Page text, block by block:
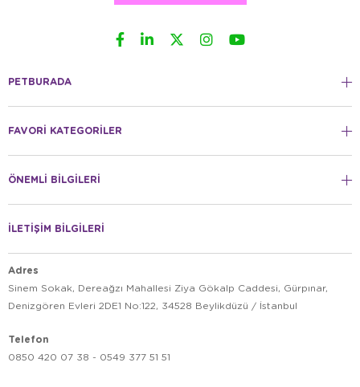
PETBURADA
FAVORİ KATEGORİLER
ÖNEMLİ BİLGİLERİ
İLETİŞİM BİLGİLERİ
Adres
Sinem Sokak, Dereağzı Mahallesi Ziya Gökalp Caddesi, Gürpınar,
Denizgören Evleri 2DE1 No:122, 34528 Beylikdüzü / İstanbul
Telefon
0850 420 07 38 - 0549 377 51 51